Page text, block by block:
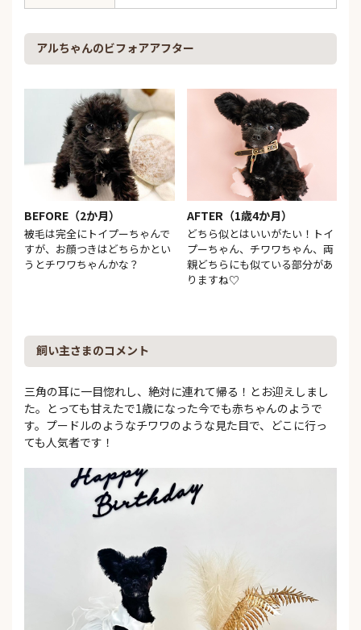
アルちゃんのビフォアアフター
BEFORE（2か月）
被毛は完全にトイプーちゃんで
すが、お顔つきはどちらかとい
うとチワワちゃんかな？
AFTER（1歳4か月）
どちら似とはいいがたい！トイ
プーちゃん、チワワちゃん、両
親どちらにも似ている部分があ
りますね♡
飼い主さまのコメント
三角の耳に一目惚れし、絶対に連れて帰る！とお迎えしまし
た。とっても甘えたで1歳になった今でも赤ちゃんのようで
す。プードルのようなチワワのような見た目で、どこに行っ
ても人気者です！